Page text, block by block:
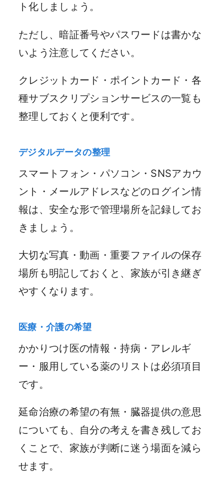
ト化しましょう。
ただし、暗証番号やパスワードは書かな
いよう注意してください。
クレジットカード・ポイントカード・各
種サブスクリプションサービスの一覧も
整理しておくと便利です。
デジタルデータの整理
スマートフォン・パソコン・SNSアカウ
ント・メールアドレスなどのログイン情
報は、安全な形で管理場所を記録してお
きましょう。
大切な写真・動画・重要ファイルの保存
場所も明記しておくと、家族が引き継ぎ
やすくなります。
医療・介護の希望
かかりつけ医の情報・持病・アレルギ
ー・服用している薬のリストは必須項目
です。
延命治療の希望の有無・臓器提供の意思
についても、自分の考えを書き残してお
くことで、家族が判断に迷う場面を減ら
せます。